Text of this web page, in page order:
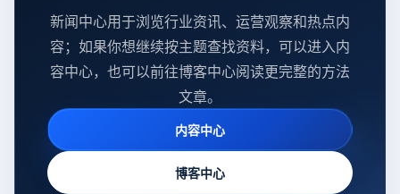
新闻中心用于浏览行业资讯、运营观察和热点内
容；如果你想继续按主题查找资料，可以进入内
容中心，也可以前往博客中心阅读更完整的方法
文章。
内容中心
博客中心